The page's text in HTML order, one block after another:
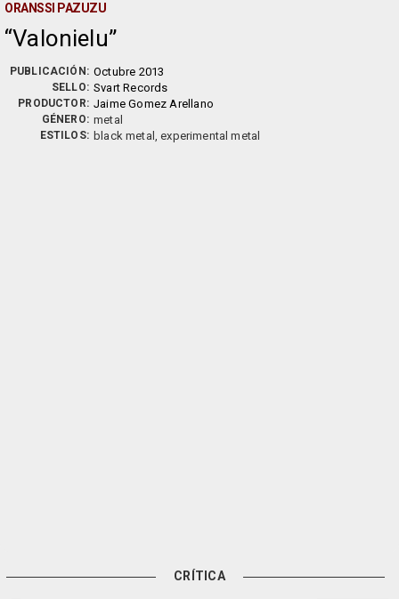
ORANSSI PAZUZU
Valonielu
PUBLICACIÓN: Octubre 2013
SELLO: Svart Records
PRODUCTOR: Jaime Gomez Arellano
GÉNERO: metal
ESTILOS: black metal, experimental metal
CRÍTICA